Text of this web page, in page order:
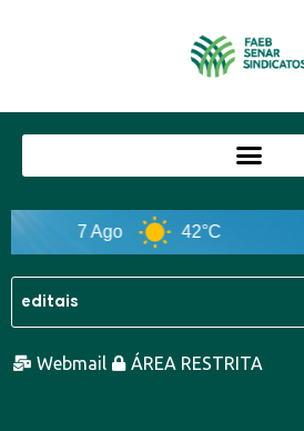
7 Ago 42°C
Webmail ÁREA RESTRITA